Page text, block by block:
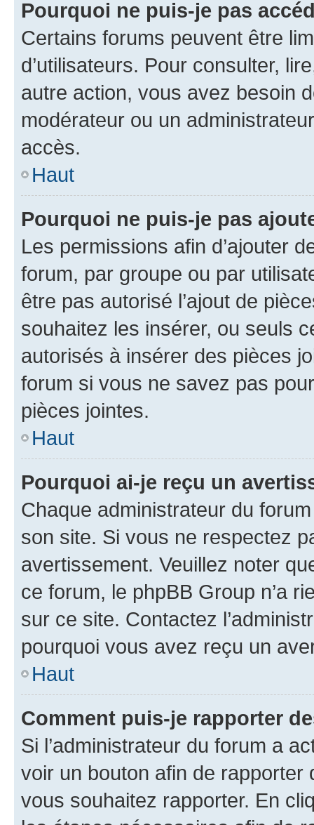
Pourquoi ne puis-je pas
Certains forums peuvent être
d’utilisateurs. Pour consulter,
autre action, vous avez besoin
modérateur ou un
accès.
Haut
Pourquoi ne puis-je pas
Les permissions afin d’ajouter
forum, par groupe ou par
être pas autorisé l’ajout de
souhaitez les insérer, ou seuls
autorisés à insérer des pièces
forum si vous ne savez pas
pièces jointes.
Haut
Pourquoi ai-je reçu un
Chaque administrateur du
son site. Si vous ne respectez
avertissement. Veuillez noter
ce forum, le phpBB Group n’a
sur ce site. Contactez
pourquoi vous avez reçu un
Haut
Comment puis-je rapporter
Si l’administrateur du forum a
voir un bouton afin de
vous souhaitez rapporter. En